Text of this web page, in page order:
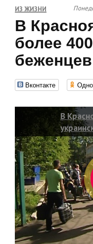
ИЗ ЖИЗНИ
В
более
беженцев
Вконтакте
В